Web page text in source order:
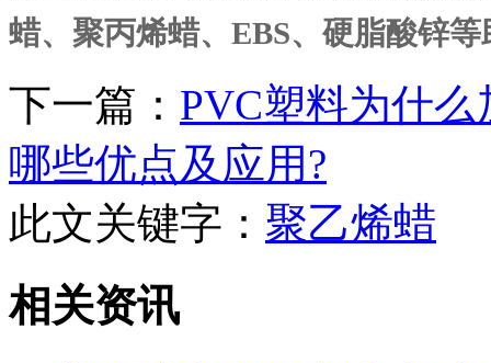
蜡、聚丙烯蜡、EBS、硬脂酸锌
下一篇： PVC塑料为什么
哪些优点及应用?
此文关键字： 聚乙烯蜡
相关资讯